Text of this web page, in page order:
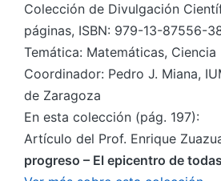
Colección de Divulgación
páginas, ISBN: 979-13-87556-
Temática: Matemáticas, Ciencia
Coordinador: Pedro J. Miana,
de Zaragoza
En esta colección (pág. 197):
Artículo del Prof. Enrique
progreso – El epicentro de